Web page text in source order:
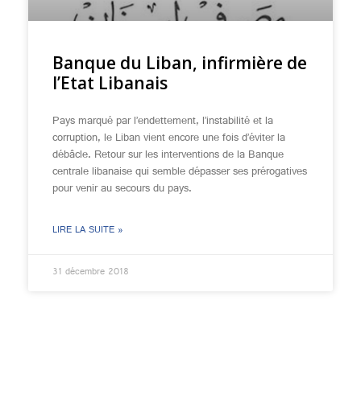
Banque du Liban, infirmière de
l’Etat Libanais
Pays marqué par l’endettement, l’instabilité et la
corruption, le Liban vient encore une fois d’éviter la
débâcle. Retour sur les interventions de la Banque
centrale libanaise qui semble dépasser ses prérogatives
pour venir au secours du pays.
LIRE LA SUITE »
31 décembre 2018